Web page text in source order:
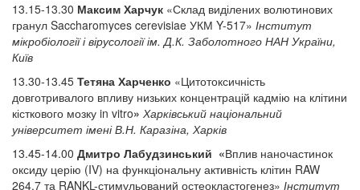
13.15-13.30 Максим Харчук «Склад виділених волютинових
гранул Saccharomyces cerevisiae УКМ Y-517» Інститут
мікробіології і вірусології ім. Д.К. Заболотного НАН України,
Київ
13.30-13.45 Тетяна Харченко «Цитотоксичність
довготривалого впливу низьких концентрацій кадмію на клітини
кісткового мозку in vitro» Харківський національний
університет імені В.Н. Каразіна, Харків
13.45-14.00 Дмитро Лабудзинський «Вплив наночастинок
оксиду церію (IV) на функціональну активність клітин RAW
264.7 та RANKL-стимульований остеокластогенез» Інститут